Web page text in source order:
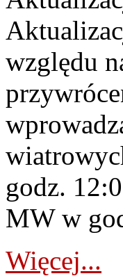
względu
godz.
MW w
Więcej...